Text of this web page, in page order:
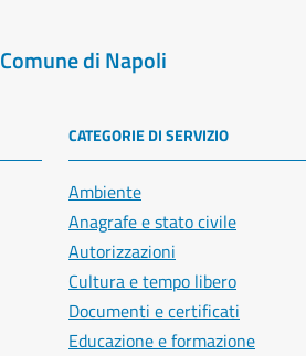
Comune di Napoli
CATEGORIE DI SERVIZIO
Ambiente
Anagrafe e stato civile
Autorizzazioni
Cultura e tempo libero
Documenti e certificati
Educazione e formazione